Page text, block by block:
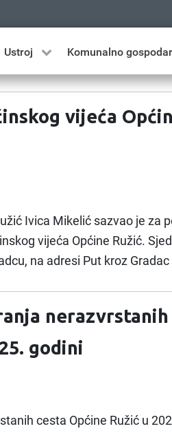
Ustroj Komunalno
vijeća
Ivica Mikelić sazvao je za
vijeća Općine Ružić.
na adresi Put kroz Gradac
nerazvrstanih
godini
cesta Općine Ružić u